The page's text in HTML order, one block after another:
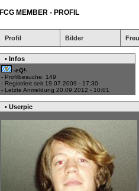
FCG MEMBER - PROFIL
Profil Bilder
• Infos
-eQ!-
- Profilbesuche: 149
- Registriert seit 19.07.2009 - 17:30
- Letzte Anmeldung 20.09.2012 - 10:01
• Userpic